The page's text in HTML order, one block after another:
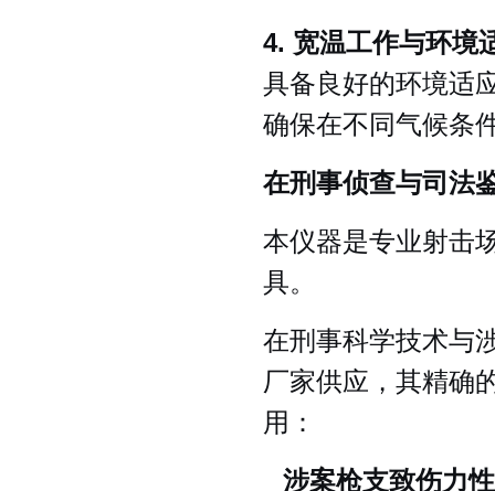
4. 宽温工作与环境
具备良好的环境适
确保在不同气候条
在刑事侦查与司法
本仪器是专业射击
具。
在刑事科学技术与
厂家供应，其精确
用：
涉案枪支致伤力